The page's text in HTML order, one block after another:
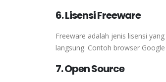
6. Lisensi Freeware
Freeware adalah jenis lisensi
langsung. Contoh browser
7. Open Source